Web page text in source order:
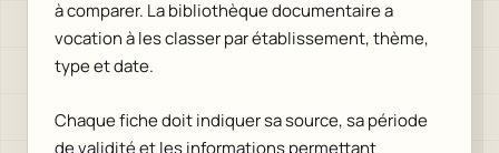
à comparer. La bibliothèque documentaire a
vocation à les classer par établissement, thème,
type et date.
Chaque fiche doit indiquer sa source, sa période
de validité et les informations permettant